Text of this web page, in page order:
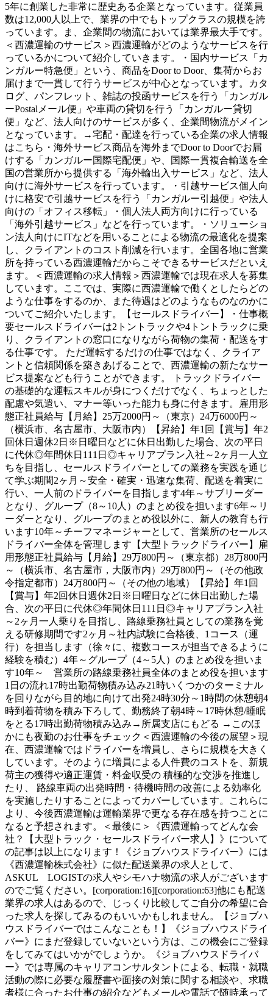
5年に創業した非常に歴史ある企業となっています。従業員
数は12,000人以上で、業界の中でもトップクラスの規模を誇
っています。ま、企業間の物流においては業界最大手です。
＜西濃運輸のサービス＞西濃運輸がどのようなサービスを行
っているかについて紹介していきます。・国内サービス「カ
ンガルー特急便」という、商品をDoor to Door、集荷からお
届けまで一貫して行うサービスが中心となっています。カタ
ログ、パンフレット、雑誌の投函サービスを行う「カンガル
ーPostalメール便」や車両の貸切を行う「カンガルー貸切
便」など、法人向けのサービスが多く、企業間物流がメイン
となっています。→宅配・配達を行っている企業の求人情報
はこちら・海外サービス商品を海外までDoor to Doorでお届
けする「カンガルー国際宅配便」や、国際一貫複合輸送を全
国の営業所から提供する「海外輸出入サービス」など、法人
向けに海外サービスを行っています。・引越サービス個人向
けに格安で引越サービスを行う「カンガルー引越便」や法人
向けの「オフィス移転」・個人法人両方向けに行っている
「海外引越サービス」などを行っています。・ソリューショ
ン法人向けにITなどを用いることによる物流の最適化を提案
し、クライアントのコスト削減を行います。全国各地に営業
所を持っている西濃運輸だからこそできるサービスだといえ
ます。＜西濃運輸の求人情報＞西濃運輸では現在求人を募集
しています。ここでは、実際に西濃運輸で働くとしたらどの
ような仕事をするのか、また待遇はどのようなものなのかに
ついてご紹介いたします。【セールスドライバー】・仕事概
要セールスドライバーは2トントラックや4トントラックに乗
り、クライアントの窓口になりながら荷物の集荷・配送をす
る仕事です。 ただ運転するだけの仕事ではなく、クライア
ントと信頼関係を築きあげることで、西濃運輸の新たなサー
ビス提案なども行うことができます。 トラックドライバー
の基礎的な運転スキルが身につくだけでなく、ちょっとした
配慮や気遣い、マナー等いった能力も身に付きます。雇用形
態正社員給与【月給】25万2000円～（東京）24万6000円～
（横浜市、名古屋市、大阪市内）【昇給】年1回【賞与】年2
回休日週休2日※日曜日などに休日出勤した場合、次の平日
に代休◎年間休日111日◎キャリアプラン入社～2ヶ月一人立
ちを目指し、セールスドライバーとしての業務を実践を通じ
て学ぶ期間2ヶ月～安全・確実・迅速な集荷、配送を着実に
行い、一人前のドライバーを目指します4年～サブリーダー
となり、グループ（8～10人）のまとめ役を担います6年～リ
ーダーとなり、グループのまとめ役以外に、新人の教育も行
います10年～チーフマネージャーとして、営業所のセールス
ドライバー全体を管理します【大型トラックドライバー】雇
用形態正社員給与【月給】29万800円～（東京都）28万800円
～（横浜市、名古屋市，大阪市内）29万800円～（その他政
令指定都市）24万800円～（その他の地域）【昇給】年1回
【賞与】年2回休日週休2日※日曜日などに休日出勤した場
合、次の平日に代休◎年間休日111日◎キャリアプラン入社
～2ヶ月一人乗りを目指し、路線乗務社員としての業務を覚
える研修期間です2ヶ月～社内試験に合格後、1コース（運
行）を担当します（徐々に、複数コースが担当できるように
経験を積む）4年～グループ（4～5人）のまとめ役を担いま
す10年～ 営業所の路線乗務社員全体のまとめ役を担います
1日の流れ17時出勤荷物積み込み21時いくつかのターミナル
を回りながら目的地に向けて出発24時30分～1時間の休憩朝4
時到着荷物を積み下ろして、勤務終了朝4時～17時休憩/睡眠
をとる17時出勤荷物積み込み→所属支店にもどる →このほ
かにも夜勤のお仕事をチェック＜西濃運輸の今後の展望＞現
在、西濃運輸ではドライバーを増員し、さらに規模を大きく
しています。そのように増員による人件費のコストを、新規
荷主の獲得や適正運賃・料金収受の 積極的な交渉を推進し
たり、 路線車両の出発時間・待機時間の改善による効率化
を実施したりすることによってカバーしています。これらに
より、今後西濃運輸は運輸業界で更なる存在感を持つことに
なると予想されます。＜最後に＞《西濃運輸ってどんな会
社？【大型トラック・セールスドライバー求人】》について
の記事は以上になります！《ジョブハウスドライバー》には
《西濃運輸株式会社》に似た配送業界の求人として、
ASKUL LOGISTの求人やシモハナ物流の求人がございます
のでご覧ください。[corporation:16][corporation:63]他にも配送
業界の求人はあるので、じっくり比較してご自分の希望に合
った求人を探してみるのもいいかもしれません。【ジョブハ
ウスドライバーではこんなことも！】《ジョブハウスドライ
バー》にまだ登録していないという方は、この機会にご登録
をしてみてはいかがでしょうか。《ジョブハウスドライバ
ー》では専属のキャリアコンサルタントによる、転職・就職
活動の際に必要な履歴書や面接の対策に関する相談や、求職
者様に合ったお仕事の紹介などもメールや電話で随時承って